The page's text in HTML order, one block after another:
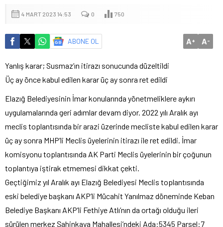
4 MART 2023 14:53 0 750
ABONE OL A+ A-
Yanlış karar; Susmaz’ın itirazı sonucunda düzeltildi
Üç ay önce kabul edilen karar üç ay sonra ret edildi
Elazığ Belediyesinin İmar konularında yönetmeliklere aykırı
uygulamalarında geri adımlar devam diyor. 2022 yılı Aralık ayı
meclis toplantısında bir arazi üzerinde mecliste kabul edilen karar
üç ay sonra MHP’li Meclis üyelerinin itirazı ile ret edildi. İmar
komisyonu toplantısında AK Parti Meclis üyelerinin bir çoğunun
toplantıya iştirak etmemesi dikkat çekti.
Geçtiğimiz yıl Aralık ayı Elazığ Belediyesi Meclis toplantısında
eski belediye başkanı AKP’li Mücahit Yanılmaz döneminde Keban
Belediye Başkanı AKP’li Fethiye Atlı’nın da ortağı olduğu ileri
sürülen merkez Şahinkaya Mahallesi’ndeki Ada:5345 Parsel:7